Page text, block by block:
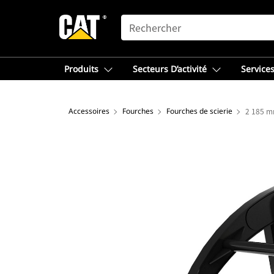
SEARCH
Produits Secteurs D’activité
Accessoires Fourches Fourches de scierie 2 185